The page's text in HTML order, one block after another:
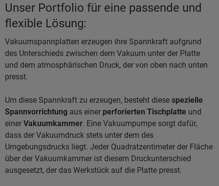
Unser Portfolio für eine passende und
flexible Lösung:
Vakuumspannplatten erzeugen ihre Spannkraft aufgrund
des Unterschieds zwischen dem Vakuum unter der Platte
und dem atmosphärischen Druck, der von oben nach unten
presst.
Um diese Spannkraft zu erzeugen, besteht diese spezielle
Spannvorrichtung aus einer perforierten Tischplatte und
einer Vakuumkammer. Eine Vakuumpumpe sorgt dafür,
dass der Vakuumdruck stets unter dem des
Umgebungsdrucks liegt. Jeder Quadratzentimeter der Fläche
über der Vakuumkammer ist diesem Druckunterschied
ausgesetzt, der das Werkstück auf die Platte presst.